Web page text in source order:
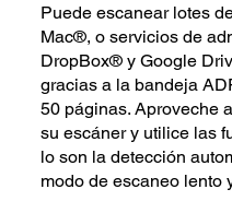
Puede escanear lotes
Mac®, o servicios de
DropBox® y Google
gracias a la bandeja
50 páginas. Aproveche
su escáner y utilice las
lo son la detección
modo de escaneo lento